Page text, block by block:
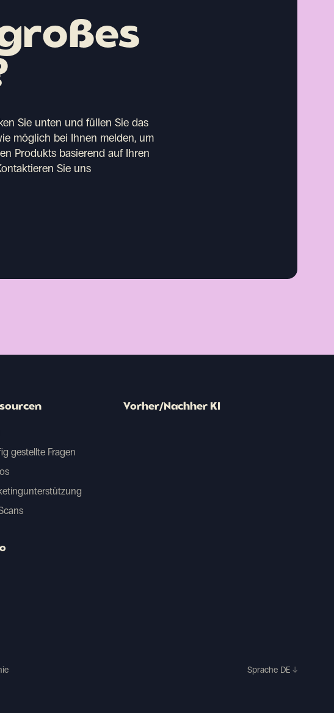
Sie unten und füllen Sie das
möglich bei Ihnen melden, um
Produkts basierend auf Ihren
Sie uns
gestellte Fragen
Vorher/Nachher KI
Sprache DE ↓
um die Einhaltung der Vorschriften zu